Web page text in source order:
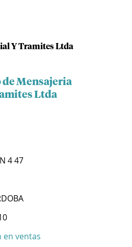
Y Tramites Ltda
de Mensajeria
Ltda
4 47
en ventas